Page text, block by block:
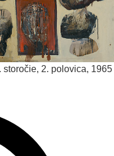
storočie, 2. polovica, 1965